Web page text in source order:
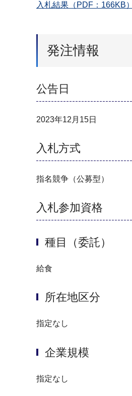
入札結果（PDF：166KB）
発注情報
公告日
2023年12月15日
入札方式
指名競争（公募型）
入札参加資格
種目（委託）
給食
所在地区分
指定なし
企業規模
指定なし